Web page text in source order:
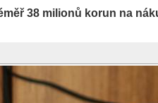
38 milionů korun na